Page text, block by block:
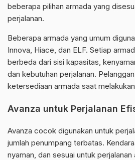
beberapa pilihan armada yang
perjalanan.
Beberapa armada yang umum
Innova, Hiace, dan ELF. Setiap
berbeda dari sisi kapasitas,
dan kebutuhan perjalanan.
ketersediaan armada saat
Avanza untuk Perjalanan
Avanza cocok digunakan untuk
jumlah penumpang terbatas.
nyaman, dan sesuai untuk